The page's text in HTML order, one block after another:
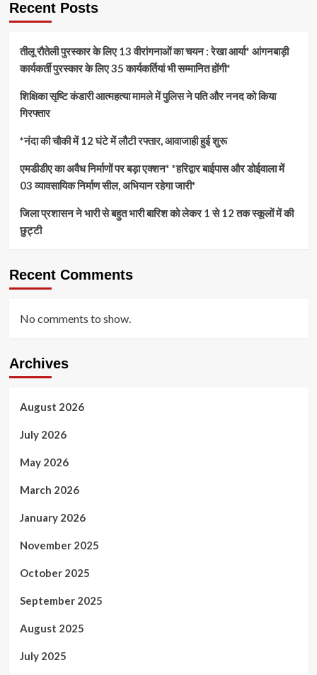
Recent Posts
तीलू रौतेली पुरस्कार के लिए 13 वीरांगनाओं का चयन : रेखा आर्या* आंगनबाड़ी
कार्यकर्ती पुरस्कार के लिए 35 कार्यकर्तियां भी सम्मानित होंगी*
शिक्षिका सृष्टि कंडारी आत्महत्या मामले में पुलिस ने पति और ननद को किया
गिरफ्तार
*नंदा की चौकी में 12 घंटे में लौटी रफ्तार, आवाजाही हुई शुरू
एमडीडीए का अवैध निर्माणों पर बड़ा एक्शन* *हरिद्वार बाईपास और डोईवाला में
03 व्यावसायिक निर्माण सील, अभियान रहेगा जारी*
जिला प्रशासन ने भारी से बहुत भारी बारिश को लेकर 1 से 12 तक स्कूलों में की
छुट्टी
Recent Comments
No comments to show.
Archives
August 2026
July 2026
May 2026
March 2026
January 2026
November 2025
October 2025
September 2025
August 2025
July 2025